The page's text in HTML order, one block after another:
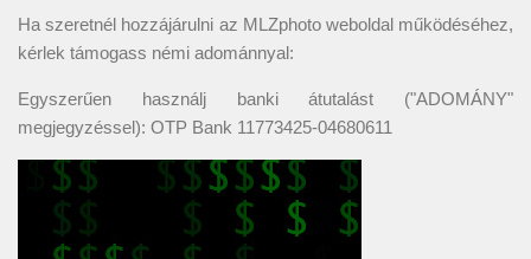
Ha szeretnél hozzájárulni az MLZphoto weboldal működéséhez,
kérlek támogass némi adománnyal:
Egyszerűen használj banki átutalást ("ADOMÁNY"
megjegyzéssel): OTP Bank 11773425-04680611